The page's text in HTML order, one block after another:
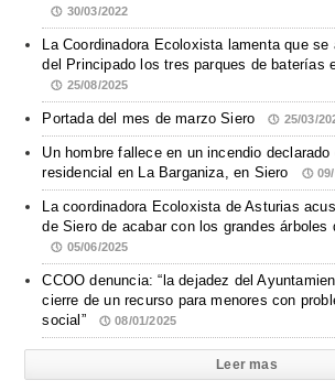
30/03/2022
La Coordinadora Ecoloxista lamenta que se
del Principado los tres parques de baterías
25/08/2025
Portada del mes de marzo Siero 25/03/
Un hombre fallece en un incendio
residencial en La Barganiza, en Siero
La coordinadora Ecoloxista de Asturias
de Siero de acabar con los grandes árboles
05/06/2025
CCOO denuncia: “la dejadez del
cierre de un recurso para menores con
social”
08/01/2025
Leer mas